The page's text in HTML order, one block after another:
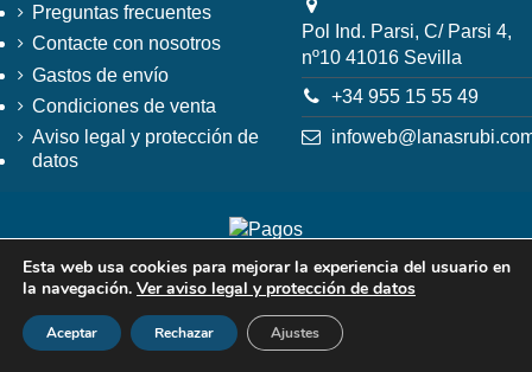
Preguntas frecuentes
Contacte con nosotros
Gastos de envío
Condiciones de venta
Aviso legal y protección de
datos
Pol Ind. Parsi, C/ Parsi 4,
nº10 41016 Sevilla
+34 955 15 55 49
Esta web usa cookies para mejorar la experiencia del usuario en
la navegación. Ver aviso legal y protección de datos
Aceptar Rechazar Ajustes